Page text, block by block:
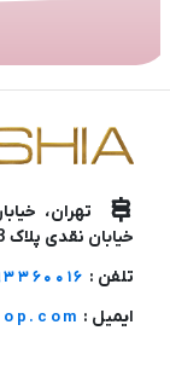
تهران،
خیابان نقدی پلاک 3 واحد 3
تلفن :
ایمیل :